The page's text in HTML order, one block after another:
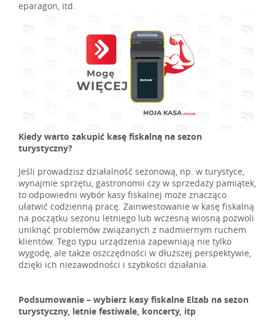
eparagon, itd.
Kiedy warto zakupić kasę fiskalną na sezon
turystyczny?
Jeśli prowadzisz działalność sezonową, np. w turystyce,
wynajmie sprzętu, gastronomii czy w sprzedaży pamiątek,
to odpowiedni wybór kasy fiskalnej może znacząco
ułatwić codzienną pracę. Zainwestowanie w kasę fiskalną
na początku sezonu letniego lub wczesną wiosną pozwoli
uniknąć problemów związanych z nadmiernym ruchem
klientów. Tego typu urządzenia zapewniają nie tylko
wygodę, ale także oszczędności w dłuższej perspektywie,
dzięki ich niezawodności i szybkości działania.
Podsumowanie – wybierz kasy fiskalne Elzab na sezon
turystyczny, letnie festiwale, koncerty, itp